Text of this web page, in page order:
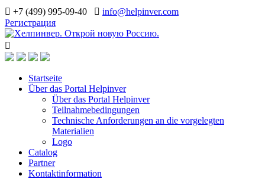
+7 (499) 995-09-40
info@helpinver.com
Регистрация
Startseite
Über das Portal Helpinver
Über das Portal Helpinver
Teilnahmebedingungen
Technische Anforderungen an die vorgelegten
Materialien
Logo
Catalog
Partner
Kontaktinformation